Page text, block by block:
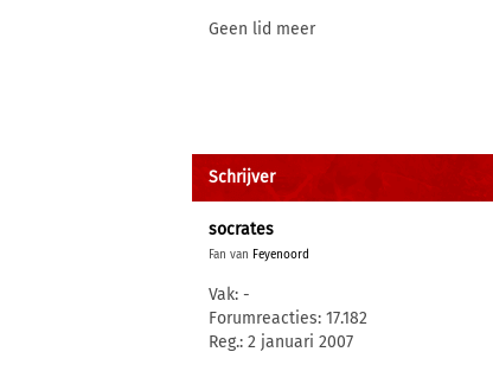
Geen lid meer
Schrijver
socrates
Fan van Feyenoord
Vak: -
Forumreacties: 17.182
Reg.: 2 januari 2007